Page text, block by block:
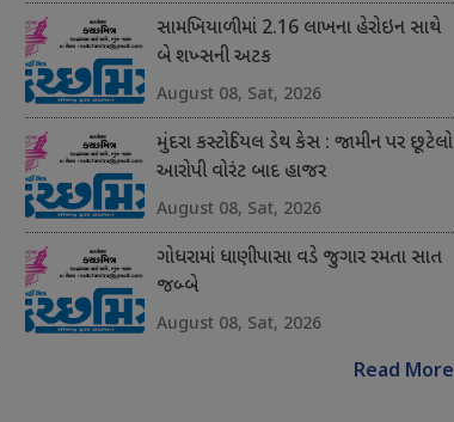
સામખિયાળીમાં 2.16 લાખના હેરોઇન સાથે
બે શખ્સની અટક
August 08, Sat, 2026
મુંદરા કસ્ટોડિયલ ડેથ કેસ : જામીન પર છૂટેલો
આરોપી વોરંટ બાદ હાજર
August 08, Sat, 2026
ગોધરામાં ધાણીપાસા વડે જુગાર રમતા સાત
જબ્બે
August 08, Sat, 2026
Read More